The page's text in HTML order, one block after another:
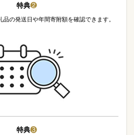
特典❷
の発送日や年間寄附額を確認できます。
特典❸